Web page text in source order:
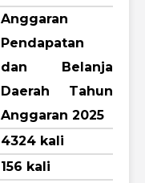
Anggaran
Pendapatan
dan Belanja
Daerah Tahun
Anggaran 2025
4324 kali
156 kali